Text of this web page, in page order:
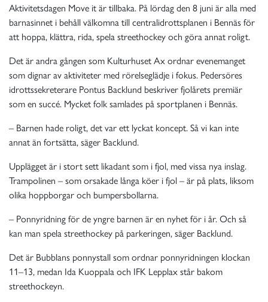
Aktivitetsdagen Move it är tillbaka. På lördag den 8 juni är alla med
barnasinnet i behåll välkomna till centralidrottsplanen i Bennäs för
att hoppa, klättra, rida, spela streethockey och göra annat roligt.
Det är andra gången som Kulturhuset Ax ordnar evenemanget
som dignar av aktiviteter med rörelseglädje i fokus. Pedersöres
idrottssekreterare Pontus Backlund beskriver fjolårets premiär
som en succé. Mycket folk samlades på sportplanen i Bennäs.
– Barnen hade roligt, det var ett lyckat koncept. Så vi kan inte
annat än fortsätta, säger Backlund.
Upplägget är i stort sett likadant som i fjol, med vissa nya inslag.
Trampolinen – som orsakade långa köer i fjol – är på plats, liksom
olika hoppborgar och bumpersbollarna.
– Ponnyridning för de yngre barnen är en nyhet för i år. Och så
kan man spela streethockey på parkeringen, säger Backlund.
Det är Bubblans ponnystall som ordnar ponnyridningen klockan
11–13, medan Ida Kuoppala och IFK Lepplax står bakom
streethockeyn.